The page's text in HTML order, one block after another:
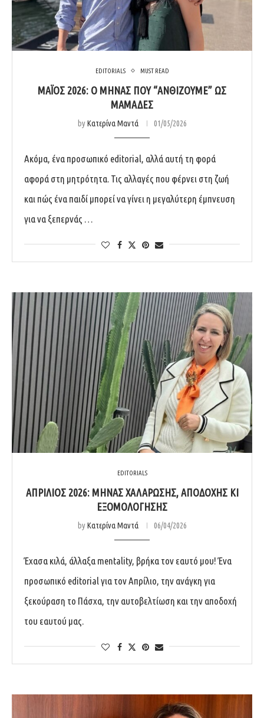
EDITORIALS MUST READ
ΜΆΙΟΣ 2026: Ο ΜΉΝΑΣ ΠΟΥ “ΑΝΘΊΖΟΥΜΕ” ΩΣ
ΜΑΜΆΔΕΣ
byΚατερίνα Μαντά 01/05/2026
Ακόμα, ένα προσωπικό editorial, αλλά αυτή τη φορά
αφορά στη μητρότητα. Τις αλλαγές που φέρνει στη ζωή
και πώς ένα παιδί μπορεί να γίνει η μεγαλύτερη έμπνευση
για να ξεπερνάς …
EDITORIALS
ΑΠΡΊΛΙΟΣ 2026: ΜΉΝΑΣ ΧΑΛΆΡΩΣΗΣ, ΑΠΟΔΟΧΉΣ ΚΙ
ΕΞΟΜΟΛΌΓΗΣΗΣ
byΚατερίνα Μαντά 06/04/2026
Έχασα κιλά, άλλαξα mentality, βρήκα τον εαυτό μου! Ένα
προσωπικό editorial για τον Απρίλιο, την ανάγκη για
ξεκούραση το Πάσχα, την αυτοβελτίωση και την αποδοχή
του εαυτού μας.